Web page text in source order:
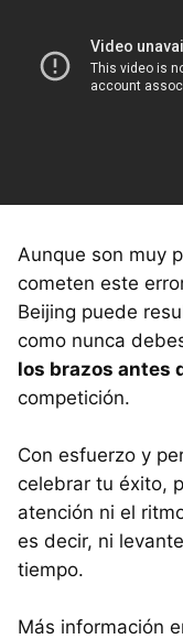
Aunque son muy
cometen este
Beijing puede
como nunca
los brazos antes
competición.
Con esfuerzo y
celebrar tu éxito,
atención ni el
es decir, ni
tiempo.
Más información